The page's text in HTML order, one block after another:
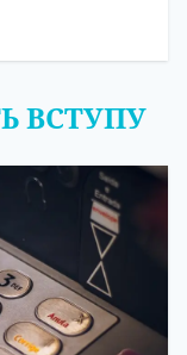
ВСТУПУ